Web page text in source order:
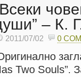
– К.
2011/07/02 0
Two Souls”.